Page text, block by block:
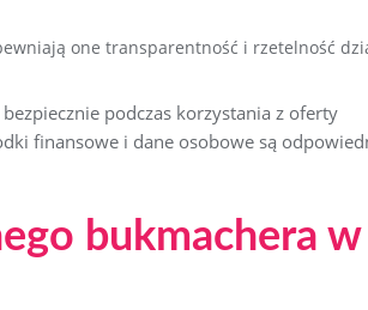
one transparentność i rzetelność
podczas korzystania z oferty
finansowe i dane osobowe są
bukmachera w